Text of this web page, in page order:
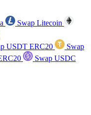
Swap Litecoin
USDT ERC20
Swap
Swap USDC